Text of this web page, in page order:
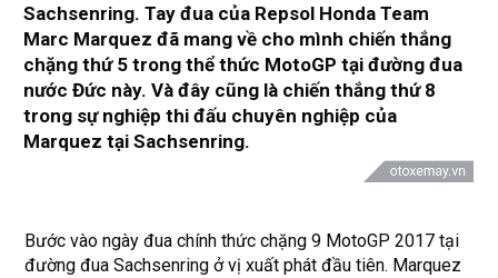
Sachsenring. Tay đua của Repsol Honda Team
Marc Marquez đã mang về cho mình chiến thắng
chặng thứ 5 trong thể thức MotoGP tại đường đua
nước Đức này. Và đây cũng là chiến thắng thứ 8
trong sự nghiệp thi đấu chuyên nghiệp của
Marquez tại Sachsenring.
Bước vào ngày đua chính thức chặng 9 MotoGP 2017 tại
đường đua Sachsenring ở vị xuất phát đầu tiên. Marquez